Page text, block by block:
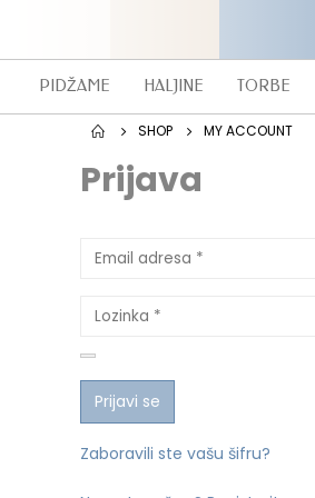
PIDŽAME HALJINE TORBE
SHOP MY ACCOUNT
Prijava
Prijavi se
Zaboravili ste vašu šifru?